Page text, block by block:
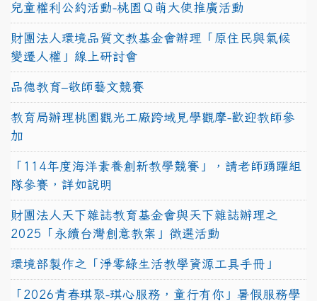
兒童權利公約活動-桃園Ｑ萌大使推廣活動
財團法人環境品質文教基金會辦理「原住民與氣候
變遷人權」線上研討會
品德教育–敬師藝文競賽
教育局辦理桃園觀光工廠跨域見學觀摩-歡迎教師參
加
「114年度海洋素養創新教學競賽」，請老師踴躍組
隊參賽，詳如說明
財團法人天下雜誌教育基金會與天下雜誌辦理之
2025「永續台灣創意教案」徵選活動
環境部製作之「淨零綠生活教學資源工具手冊」
「2026青春琪聚-琪心服務，童行有你」暑假服務學